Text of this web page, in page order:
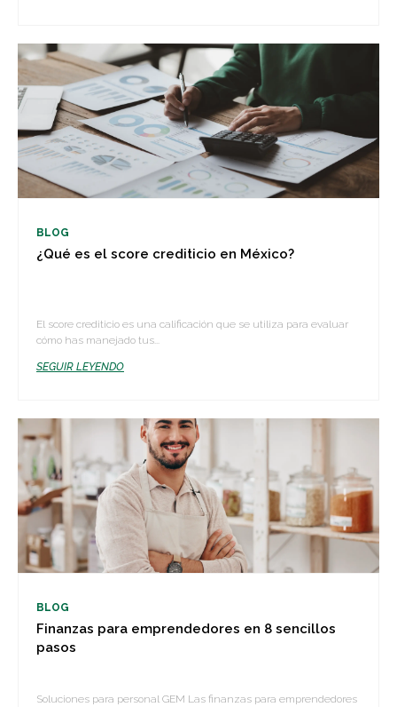
BLOG
¿Qué es el score crediticio en México?
El score crediticio es una calificación que se utiliza para evaluar
cómo has manejado tus...
SEGUIR LEYENDO
BLOG
Finanzas para emprendedores en 8 sencillos
pasos
Soluciones para personal GEM Las finanzas para emprendedores